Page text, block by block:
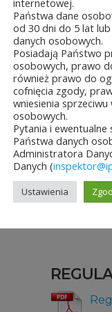
(list intencyjny i
e-mail:
Państwa dane
od 30 dni do 5 lat
danych osobowych.
Posiadają Państwo
osobowych, prawo
również prawo do
cofnięcia zgody,
wniesienia
osobowych.
Pytania i
Państwa danych
Administratora
Danych (
Ustawienia